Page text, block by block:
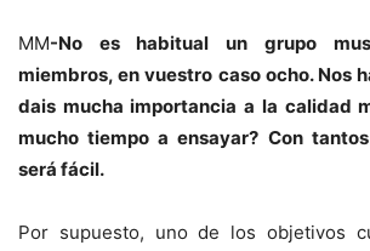
MM-No es habitual un grupo
miembros, en vuestro caso ocho. Nos
dais mucha importancia a la calidad
mucho tiempo a ensayar? Con
será fácil.
Por supuesto, uno de los objetivos